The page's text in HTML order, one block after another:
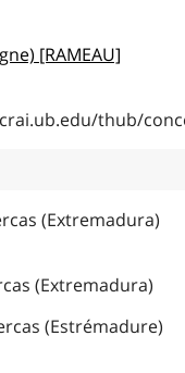
[RAMEAU]
thub/
(Extremadura)
(Extremadura)
(Estrémadure)